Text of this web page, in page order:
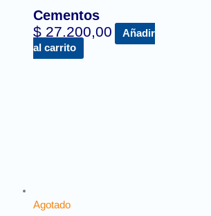
Cementos
$ 27.200,00
Añadir
al carrito
Agotado